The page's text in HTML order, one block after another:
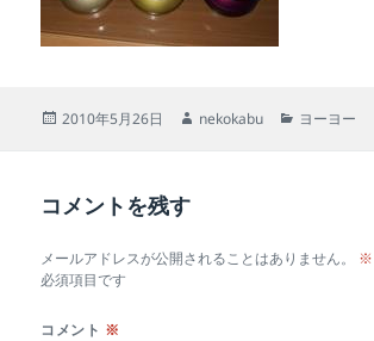
投
2010年5月26日
作
nekokabu
カ
ヨーヨー
コメントを残す
メールアドレスが公開されることはありません。 ※
必須項目です
コメント ※